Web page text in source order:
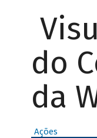
do
da
Ações